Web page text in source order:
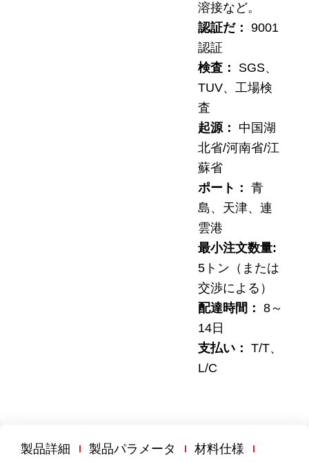
溶接など。
認証だ： 9001
認証
検査：
SGS、
TUV、工場検
査
起源：
中国湖
北省/河南省/江
蘇省
ポート： 青
島、天津、連
雲港
最小注文数量:
5トン（または
交渉による）
配達時間： 8～
14日
支払い： T/T、
L/C
製品詳細 製品パラメータ
材料仕様